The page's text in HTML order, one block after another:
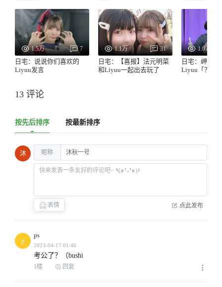
1.5万 7
日宅：说说你们喜欢的
Liyuu发言
1.1万 31
日宅：【喜报】法元明菜
和Liyuu一起出去玩了
1.0万
日宅：岬奈
Liyuu「？」
13 评论
按先后排序 按最新排序
沐 昵称
表情 点此发布
p
ps
考公了？（bushi
1楼 回复